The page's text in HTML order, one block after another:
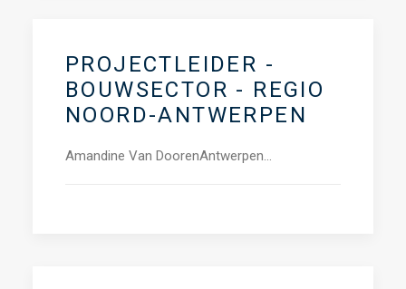
PROJECTLEIDER -
BOUWSECTOR - REGIO
NOORD-ANTWERPEN
Amandine Van DoorenAntwerpen…